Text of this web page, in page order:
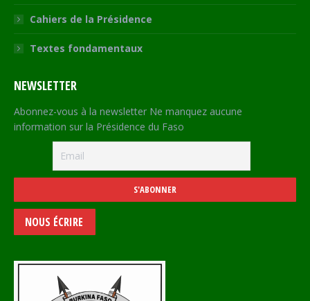
Cahiers de la Présidence
Textes fondamentaux
NEWSLETTER
Abonnez-vous à la newsletter Ne manquez aucune
information sur la Présidence du Faso
NOUS ÉCRIRE